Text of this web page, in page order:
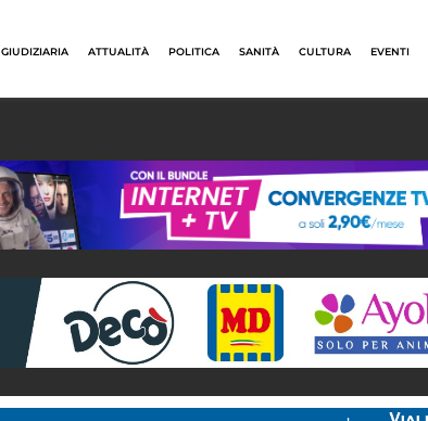
GIUDIZIARIA ATTUALITÀ POLITICA SANITÀ CULTURA EVENTI